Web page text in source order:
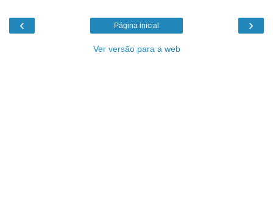
‹ ›
Página inicial
Ver versão para a web